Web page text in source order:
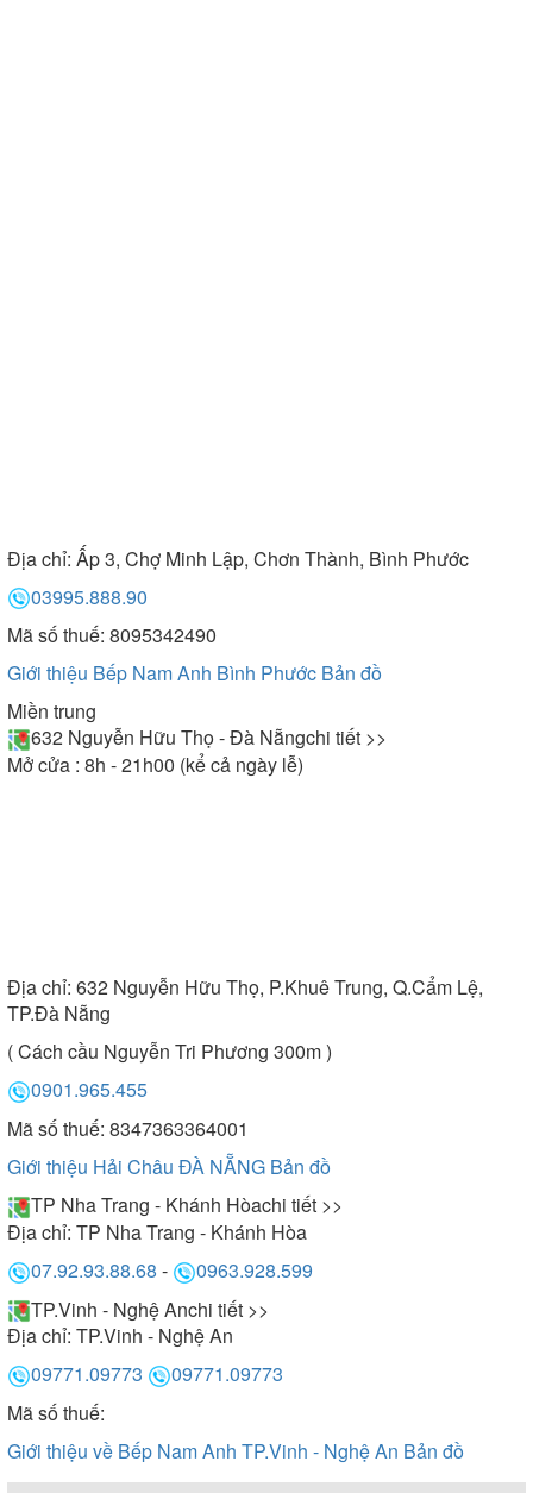
Địa chỉ: Ấp 3, Chợ Minh Lập, Chơn Thành, Bình Phước
03995.888.90
Mã số thuế: 8095342490
Giới thiệu Bếp Nam Anh Bình Phước Bản đồ
Miền trung
632 Nguyễn Hữu Thọ - Đà Nẵngchi tiết >>
Mở cửa : 8h - 21h00 (kể cả ngày lễ)
Địa chỉ: 632 Nguyễn Hữu Thọ, P.Khuê Trung, Q.Cẩm Lệ,
TP.Đà Nẵng
( Cách cầu Nguyễn Tri Phương 300m )
0901.965.455
Mã số thuế: 8347363364001
Giới thiệu Hải Châu ĐÀ NẴNG Bản đồ
TP Nha Trang - Khánh Hòachi tiết >>
Địa chỉ: TP Nha Trang - Khánh Hòa
07.92.93.88.68 -
0963.928.599
TP.Vinh - Nghệ Anchi tiết >>
Địa chỉ: TP.Vinh - Nghệ An
09771.09773
09771.09773
Mã số thuế:
Giới thiệu về Bếp Nam Anh TP.Vinh - Nghệ An Bản đồ